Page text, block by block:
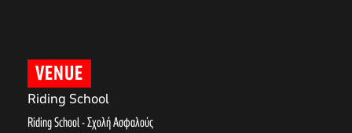
VENUE
Riding School
Riding School - Σχολή Ασφαλούς